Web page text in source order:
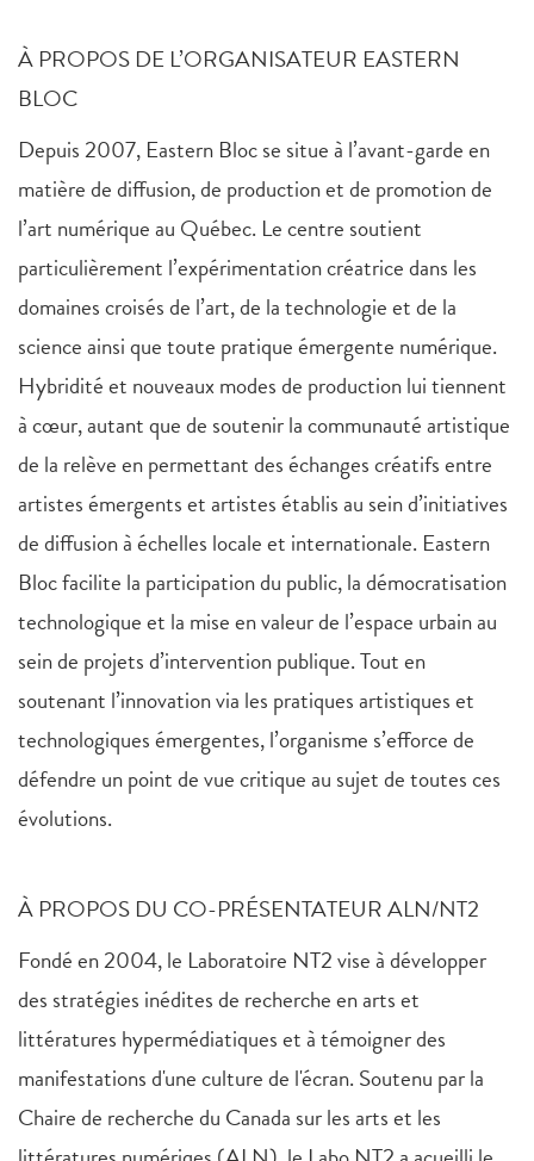
À PROPOS DE L’ORGANISATEUR EASTERN
BLOC
Depuis 2007, Eastern Bloc se situe à l’avant-garde en
matière de diffusion, de production et de promotion de
l’art numérique au Québec. Le centre soutient
particulièrement l’expérimentation créatrice dans les
domaines croisés de l’art, de la technologie et de la
science ainsi que toute pratique émergente numérique.
Hybridité et nouveaux modes de production lui tiennent
à cœur, autant que de soutenir la communauté artistique
de la relève en permettant des échanges créatifs entre
artistes émergents et artistes établis au sein d’initiatives
de diffusion à échelles locale et internationale. Eastern
Bloc facilite la participation du public, la démocratisation
technologique et la mise en valeur de l’espace urbain au
sein de projets d’intervention publique. Tout en
soutenant l’innovation via les pratiques artistiques et
technologiques émergentes, l’organisme s’efforce de
défendre un point de vue critique au sujet de toutes ces
évolutions.
À PROPOS DU CO-PRÉSENTATEUR ALN/NT2
Fondé en 2004, le Laboratoire NT2 vise à développer
des stratégies inédites de recherche en arts et
littératures hypermédiatiques et à témoigner des
manifestations d'une culture de l'écran. Soutenu par la
Chaire de recherche du Canada sur les arts et les